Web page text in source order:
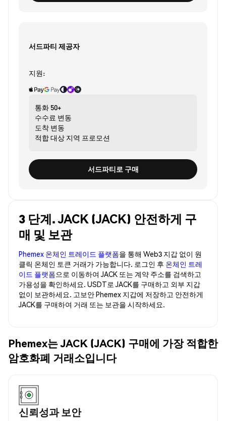
서드파티 제공자
지원:
통화 50+
수수료 변동
도착 변동
적합 대상 지역 프로모션
서드파티로 구매
3 단계. JACK (JACK) 안전하게 구
매 및 보관
Phemex 온체인 트레이드 플랫폼을 통해 Web3 지갑 없이 원
클릭 온체인 토큰 거래가 가능합니다. 로그인 후 온체인 트레
이드 플랫폼으로 이동하여 JACK 또는 계약 주소를 검색하고
가용성을 확인하세요. USDT로 JACK를 구매하고 외부 지갑
없이 보관하세요. 고보안 Phemex 지갑에 저장하고 안전하게
JACK를 구매하여 거래 또는 보관을 시작하세요.
Phemex는 JACK (JACK) 구매에 가장 적합한
암호화폐 거래소입니다
신뢰성과 보안